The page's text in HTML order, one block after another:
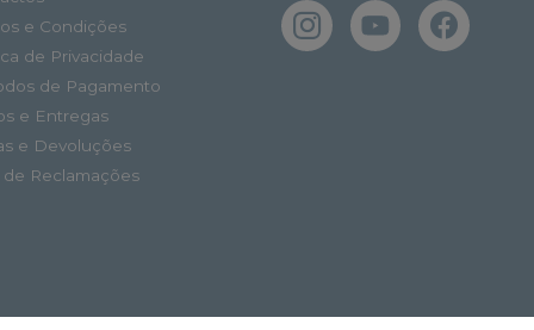
e Condições
de Privacidade
de Pagamento
e Entregas
e Devoluções
de Reclamações